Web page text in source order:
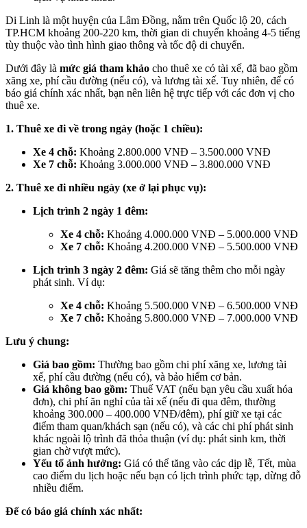
Di Linh là một huyện của Lâm Đồng, nằm trên Quốc lộ 20, cách
TP.HCM khoảng 200-220 km, thời gian di chuyển khoảng 4-5 tiếng
tùy thuộc vào tình hình giao thông và tốc độ di chuyển.
Dưới đây là mức giá tham khảo cho thuê xe có tài xế, đã bao gồm
xăng xe, phí cầu đường (nếu có), và lương tài xế. Tuy nhiên, để có
báo giá chính xác nhất, bạn nên liên hệ trực tiếp với các đơn vị cho
thuê xe.
1. Thuê xe đi về trong ngày (hoặc 1 chiều):
Xe 4 chỗ: Khoảng 2.800.000 VNĐ – 3.500.000 VNĐ
Xe 7 chỗ: Khoảng 3.000.000 VNĐ – 3.800.000 VNĐ
2. Thuê xe đi nhiều ngày (xe ở lại phục vụ):
Lịch trình 2 ngày 1 đêm:
Xe 4 chỗ: Khoảng 4.000.000 VNĐ – 5.000.000 VNĐ
Xe 7 chỗ: Khoảng 4.200.000 VNĐ – 5.500.000 VNĐ
Lịch trình 3 ngày 2 đêm: Giá sẽ tăng thêm cho mỗi ngày
phát sinh. Ví dụ:
Xe 4 chỗ: Khoảng 5.500.000 VNĐ – 6.500.000 VNĐ
Xe 7 chỗ: Khoảng 5.800.000 VNĐ – 7.000.000 VNĐ
Lưu ý chung:
Giá bao gồm: Thường bao gồm chi phí xăng xe, lương tài
xế, phí cầu đường (nếu có), và bảo hiểm cơ bản.
Giá không bao gồm: Thuế VAT (nếu bạn yêu cầu xuất hóa
đơn), chi phí ăn nghỉ của tài xế (nếu đi qua đêm, thường
khoảng 300.000 – 400.000 VNĐ/đêm), phí giữ xe tại các
điểm tham quan/khách sạn (nếu có), và các chi phí phát sinh
khác ngoài lộ trình đã thỏa thuận (ví dụ: phát sinh km, thời
gian chờ vượt mức).
Yếu tố ảnh hưởng: Giá có thể tăng vào các dịp lễ, Tết, mùa
cao điểm du lịch hoặc nếu bạn có lịch trình phức tạp, dừng đỗ
nhiều điểm.
Để có báo giá chính xác nhất: